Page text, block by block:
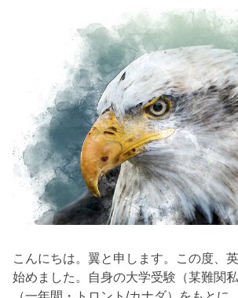
こんにちは。翼と申します。この度、
始めました。自身の大学受験（某難関